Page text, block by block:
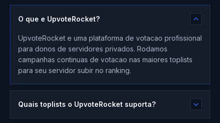
O que e UpvoteRocket?
UpvoteRocket e uma plataforma de votacao profissional
para donos de servidores privados. Rodamos
campanhas continuas de votacao nas maiores toplists
para seu servidor subir no ranking.
Quais toplists o UpvoteRocket suporta?